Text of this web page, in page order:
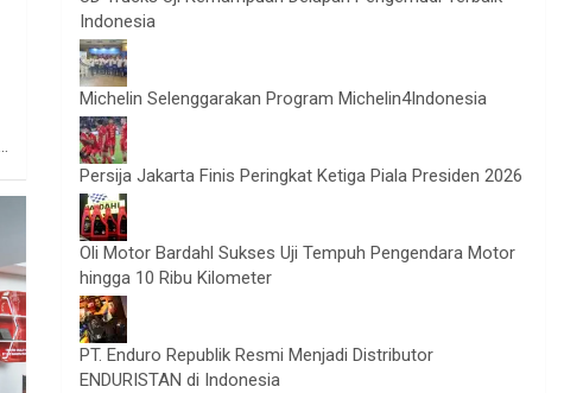
Indonesia
Michelin Selenggarakan Program Michelin4Indonesia
Persija Jakarta Finis Peringkat Ketiga Piala Presiden 2026
Oli Motor Bardahl Sukses Uji Tempuh Pengendara Motor
hingga 10 Ribu Kilometer
PT. Enduro Republik Resmi Menjadi Distributor
ENDURISTAN di Indonesia